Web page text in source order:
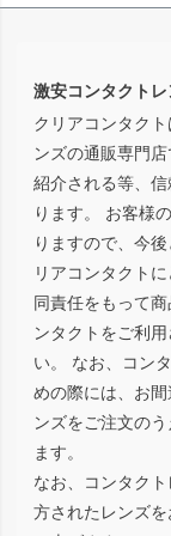
激安コンタクト
クリアコンタク
ンズの通販専門
紹介される等、
ります。 お客様
りますので、今
リアコンタクト
同責任をもって
ンタクトをご利
い。 なお、コン
めの際には、お
ンズをご注文の
ます。
なお、コンタク
方されたレンズ